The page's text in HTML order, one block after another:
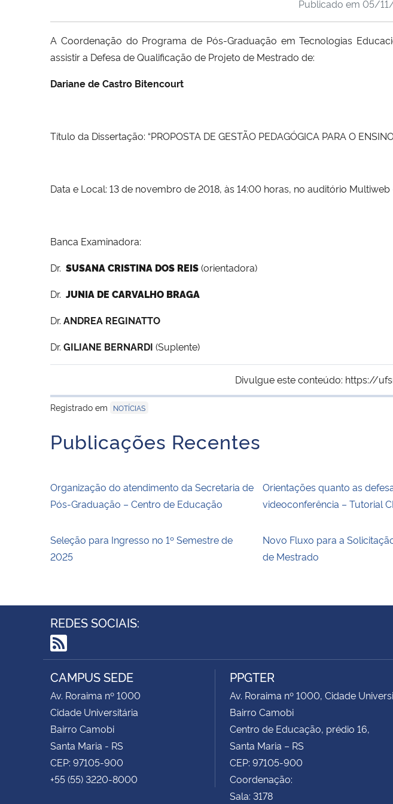
Publicado em 05/
A Coordenação do Programa de Pós-Graduação em Tecnologias
assistir a Defesa de Qualificação de Projeto de Mestrado de:
Dariane de Castro Bitencourt
Título da Dissertação: “PROPOSTA DE GESTÃO PEDAGÓGICA PARA O
Data e Local: 13de novembro de 2018, às 14:00 horas, no auditório Multiweb
Banca Examinadora:
Dr. SUSANA CRISTINA DOS REIS(orientadora)
Dr. JUNIA DE CARVALHO BRAGA
Dr. ANDREA REGINATTO
Dr. GILIANE BERNARDI (Suplente)
Divulgue este conteúdo: https://
Registrado em
NOTÍCIAS
Publicações Recentes
Organização do atendimento da Secretaria de
Pós-Graduação – Centro de Educação
Orientações quanto as
videoconferência – Tutorial
Seleção para Ingresso no 1º Semestre de
2025
Novo Fluxo para a
de Mestrado
REDES SOCIAIS:
RSS
CAMPUS SEDE
Av. Roraima nº 1000
Cidade Universitária
Bairro Camobi
Santa Maria - RS
CEP: 97105-900
+55 (55) 3220-8000
PPGTER
Av. Roraima nº 1000, Cidade
Bairro Camobi
Centro de Educação, prédio 16,
Santa Maria – RS
CEP: 97105-900
Coordenação:
Sala: 3178